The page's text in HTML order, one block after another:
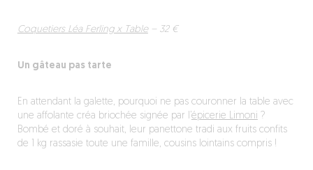
Coquetiers Léa Ferling x Table– 32 €
Un gâteau pas tarte
En attendant la galette, pourquoi ne pas couronner la table avec
une affolante créa briochée signée par l’ épicerie Limoni ?
Bombé et doré à souhait, leur panettone tradi aux fruits confits
de 1 kg rassasie toute une famille, cousins lointains compris !